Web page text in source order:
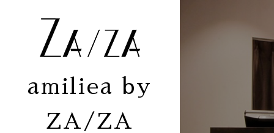
amiliea by
ZA/ZA